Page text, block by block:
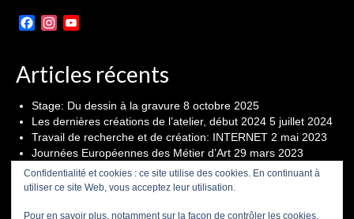
page
du
produit
FacebookInstagram
Articles récents
Stage: Du dessin à la gravure 8 octobre 2025
Les dernières créations de l’atelier, début 2024 5 juillet 2024
Travail de recherche et de création: INTERNET 2 mai 2023
Journées Européennes des Métier d’Art 29 mars 2023
Seconde édition du festival « D’Encre et de Papier » du 21
au 23 octobre
19 octobre 2022
Confidentialité et cookies : ce site utilise des cookies. En continuant à
utiliser ce site Web, vous acceptez leur utilisation.
Pour en savoir plus, notamment sur la façon de contrôler les cookies,